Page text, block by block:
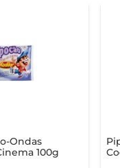
conservantes e é
pensada para
uma experiência
Ondas
100g